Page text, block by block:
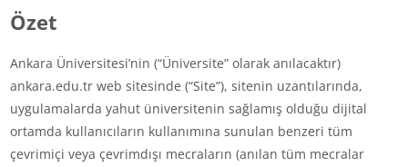
Özet
Ankara Üniversitesi’nin (“Üniversite” olarak anılacaktır)
ankara.edu.tr web sitesinde (“Site”), sitenin uzantılarında,
uygulamalarda yahut üniversitenin sağlamış olduğu dijital
ortamda kullanıcıların kullanımına sunulan benzeri tüm
çevrimiçi veya çevrimdışı mecraların (anılan tüm mecralar